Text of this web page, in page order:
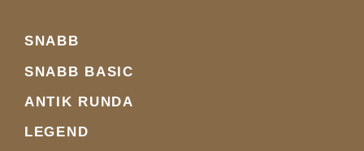
SNABB
SNABB BASIC
ANTIK RUNDA
LEGEND